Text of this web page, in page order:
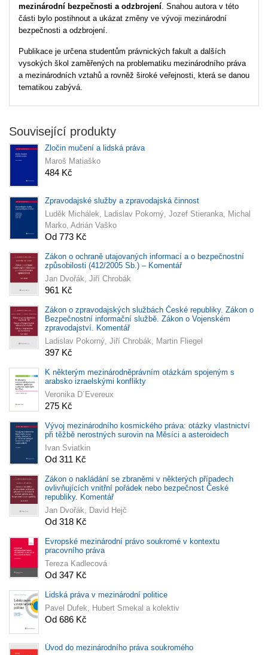
mezinárodní bezpečnosti a odzbrojení . Snahou autora v této
části bylo postihnout a ukázat změny ve vývoji mezinárodní
bezpečnosti a odzbrojení.
Publikace je určena studentům právnických fakult a dalších
vysokých škol zaměřených na problematiku mezinárodního práva
a mezinárodních vztahů a rovněž široké veřejnosti, která se danou
tematikou zabývá.
Související produkty
Zločin mučení a lidská práva
Maroš Matiaško
484 Kč
Zpravodajské služby a zpravodajská činnost
Luděk Michálek, Ladislav Pokorný, Jozef Stieranka, Michal
Marko, Adrián Vaško
Od 773 Kč
Zákon o ochraně utajovaných informací a o bezpečnostní
způsobilosti (412/2005 Sb.) – Komentář
Jan Dvořák, Jiří Chrobák
961 Kč
Zákon o zpravodajských službách České republiky. Zákon o
Bezpečnostní informační službě. Zákon o Vojenském
zpravodajství. Komentář
Ladislav Pokorný, Jiří Chrobák, Martin Fliegel
397 Kč
K některým mezinárodněprávním otázkám spojeným s
arabsko izraelskými konflikty
Veronika D´Evereux
275 Kč
Vývoj mezinárodního kosmického práva: otázky vlastnictví
při těžbě nerostných surovin na Měsíci a asteroidech
Ivan Sviatkin
Od 311 Kč
Zákon o nakládání se zbraněmi v některých případech
ovlivňujících vnitřní pořádek nebo bezpečnost České
republiky. Komentář
Jan Dvořák, David Hejč
Od 318 Kč
Evropské mezinárodní právo soukromé v kontextu
pracovního práva
Tereza Kadlecová
Od 347 Kč
Lidská práva v mezinárodní politice
Pavel Dufek, Hubert Smekal a kolektiv
Od 686 Kč
Úvod do mezinárodního práva soukromého